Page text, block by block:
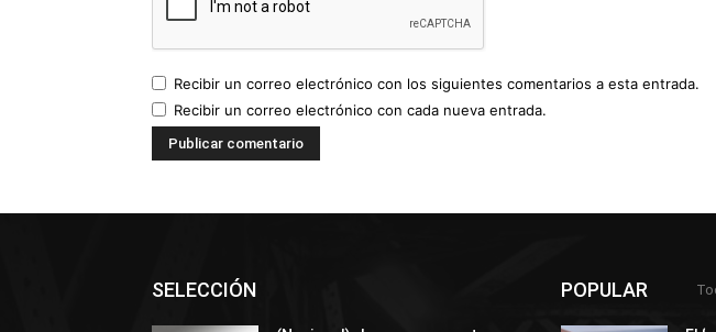
Recibir un correo electrónico con los siguientes comentarios a esta entrada.
Recibir un correo electrónico con cada nueva entrada.
SELECCIÓN POPULAR